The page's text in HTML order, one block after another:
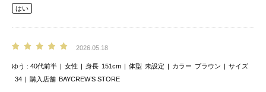
はい
2026.05.18
ゆう 40代前半 女性 身長 151cm 体型 未設定 カラー ブラウン
サイズ
34
購入店舗 BAYCREW’S STORE